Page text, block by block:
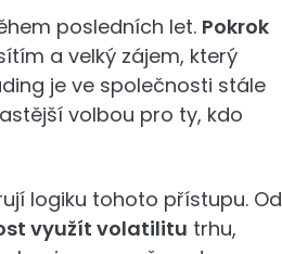
posledních let. Pokrok
a velký zájem, který
je ve společnosti stále
volbou pro ty, kdo
logiku tohoto přístupu. Od
využít volatilitu trhu,